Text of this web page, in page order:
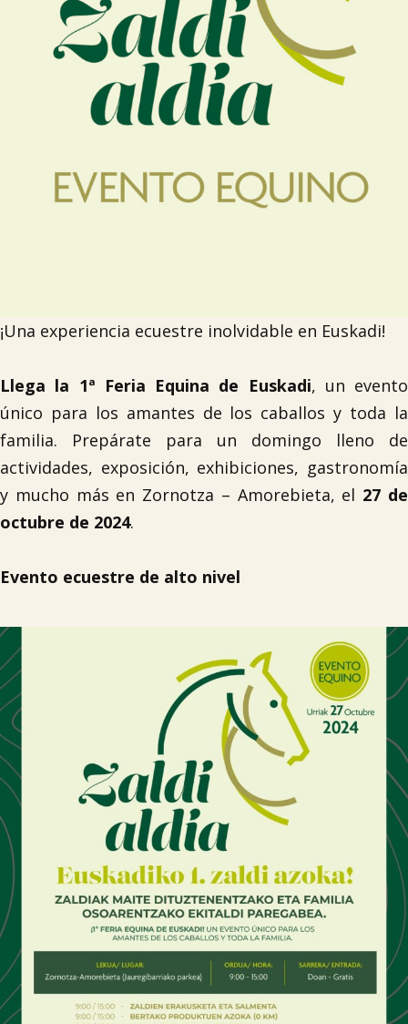
Tablón de anuncios
Lursail Market
¡Una experiencia ecuestre inolvidable en Euskadi!
Llega la 1ª Feria Equina de Euskadi, un evento
único para los amantes de los caballos y toda la
familia. Prepárate para un domingo lleno de
actividades, exposición, exhibiciones, gastronomía
y mucho más en Zornotza – Amorebieta, el 27 de
octubre de 2024.
Evento ecuestre de alto nivel